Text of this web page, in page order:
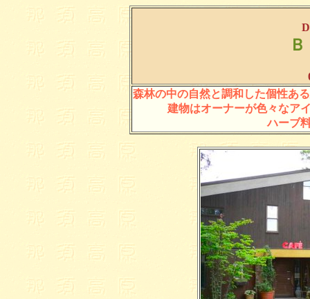
森林の中の自然と調和した個性あ
建物はオーナーが色々なア
ハーブ